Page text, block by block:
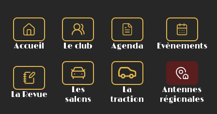
Accueil Le club Agenda Evènements
La Revue
Les
salons
La
traction
Antennes
régionales